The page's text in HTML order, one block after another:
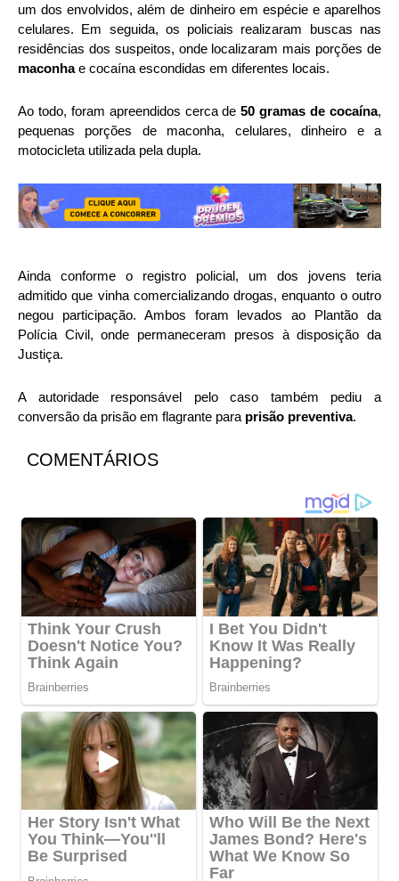
um dos envolvidos, além de dinheiro em espécie e aparelhos
celulares. Em seguida, os policiais realizaram buscas nas
residências dos suspeitos, onde localizaram mais porções de
maconhae cocaína escondidas em diferentes locais.
Ao todo, foram apreendidos cerca de50 gramas de cocaína,
pequenas porções de maconha, celulares, dinheiro e a
motocicleta utilizada pela dupla.
Ainda conforme o registro policial, um dos jovens teria
admitido que vinha comercializando drogas, enquanto o outro
negou participação. Ambos foram levados ao Plantão da
Polícia Civil, onde permaneceram presos à disposição da
Justiça.
A autoridade responsável pelo caso também pediu a
conversão da prisão em flagrante para prisão preventiva.
COMENTÁRIOS